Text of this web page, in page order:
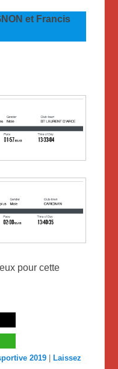
et Francis
pour cette
2019 |Laissez